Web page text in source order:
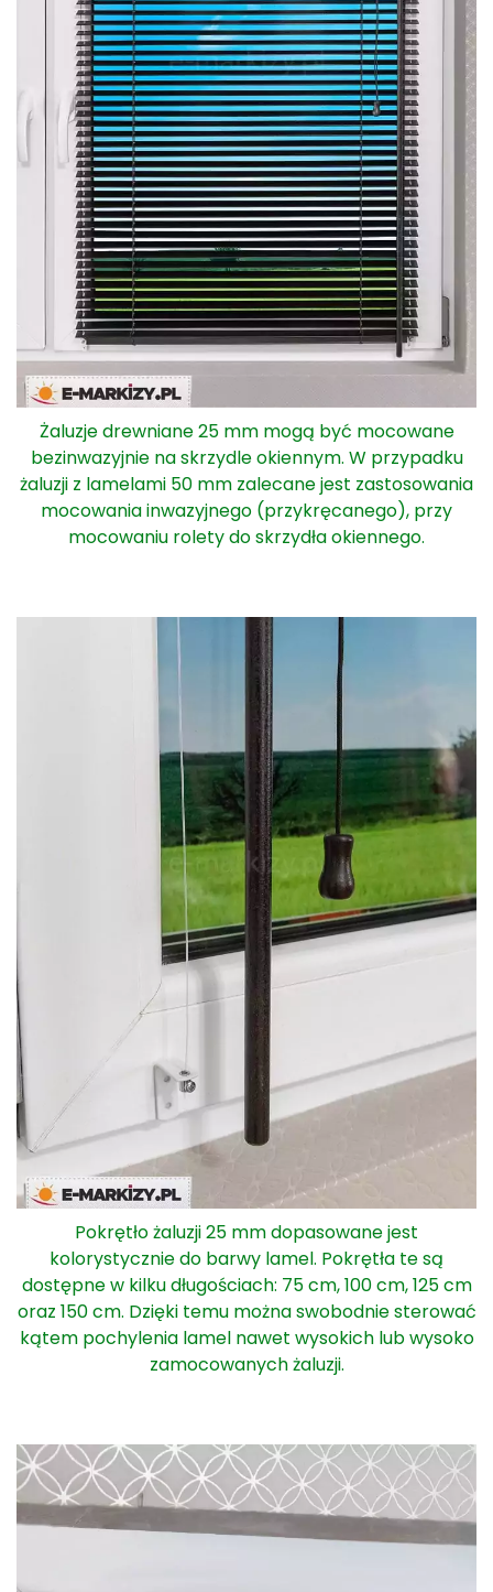
Żaluzje drewniane 25 mm mogą być mocowane
bezinwazyjnie na skrzydle okiennym. W przypadku
żaluzji z lamelami 50 mm zalecane jest zastosowania
mocowania inwazyjnego (przykręcanego), przy
mocowaniu rolety do skrzydła okiennego.
Pokrętło żaluzji 25 mm dopasowane jest
kolorystycznie do barwy lamel. Pokrętła te są
dostępne w kilku długościach: 75 cm, 100 cm, 125 cm
oraz 150 cm. Dzięki temu można swobodnie sterować
kątem pochylenia lamel nawet wysokich lub wysoko
zamocowanych żaluzji.